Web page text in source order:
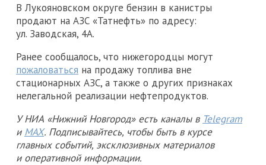
В Лукояновском округе бензин в канистры
продают на АЗС «Татнефть» по адресу:
ул. Заводская, 4А.
Ранее сообщалось, что нижегородцы могут
пожаловаться на продажу топлива вне
стационарных АЗС, а также о других признаках
нелегальной реализации нефтепродуктов.
У НИА «Нижний Новгород» есть каналы в Telegram
и MAX. Подписывайтесь, чтобы быть в курсе
главных событий, эксклюзивных материалов
и оперативной информации.